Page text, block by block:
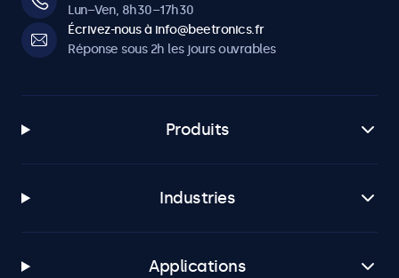
Lun–Ven, 8h30–17h30
Écrivez-nous à info@beetronics.fr
Réponse sous 2h les jours ouvrables
Produits
Industries
Applications